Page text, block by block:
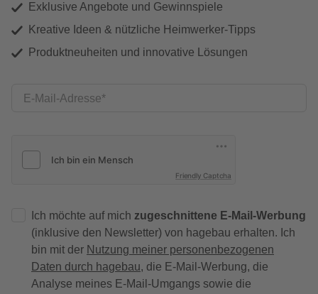
Exklusive Angebote und Gewinnspiele
Kreative Ideen & nützliche Heimwerker-Tipps
Produktneuheiten und innovative Lösungen
E-Mail-Adresse
Friendly Captcha
Ich möchte auf mich zugeschnittene E-Mail-Werbung
(inklusive den Newsletter) von hagebau erhalten. Ich
bin mit der Nutzung meiner personenbezogenen
Daten durch hagebau, die E-Mail-Werbung, die
Analyse meines E-Mail-Umgangs sowie die